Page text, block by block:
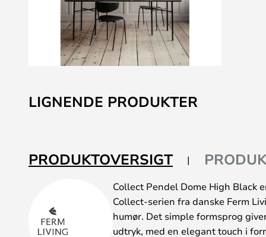
til
starten
LIGNENDE PRODUKTER
PRODUKTOVERSIGT
Collect Pendel Dome High Black
Collect-serien fra danske Ferm
humør. Det simple formsprog
udtryk, med en elegant touch i